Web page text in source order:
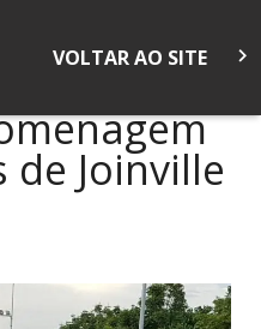
VOLTAR AO SITE keyboard_arrow_right
de Joinville